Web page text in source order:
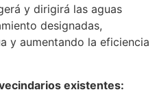
y dirigirá las aguas
designadas,
y aumentando la eficiencia
existentes: